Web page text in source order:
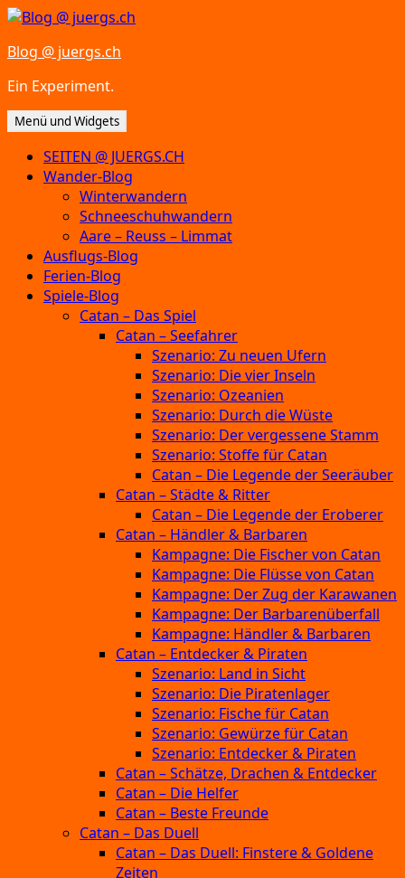
Zum
springen
Blog @ juergs.ch
Ein Experiment.
Menü und Widgets
SEITEN @ JUERGS.CH
Wander-Blog
Winterwandern
Schneeschuhwandern
Aare – Reuss – Limmat
Ausflugs-Blog
Ferien-Blog
Spiele-Blog
Catan – Das Spiel
Catan – Seefahrer
Szenario: Zu neuen Ufern
Szenario: Die vier Inseln
Szenario: Ozeanien
Szenario: Durch die Wüste
Szenario: Der vergessene Stamm
Szenario: Stoffe für Catan
Catan – Die Legende der Seeräuber
Catan – Städte & Ritter
Catan – Die Legende der Eroberer
Catan – Händler & Barbaren
Kampagne: Die Fischer von Catan
Kampagne: Die Flüsse von Catan
Kampagne: Der Zug der Karawanen
Kampagne: Der Barbarenüberfall
Kampagne: Händler & Barbaren
Catan – Entdecker & Piraten
Szenario: Land in Sicht
Szenario: Die Piratenlager
Szenario: Fische für Catan
Szenario: Gewürze für Catan
Szenario: Entdecker & Piraten
Catan – Schätze, Drachen & Entdecker
Catan – Die Helfer
Catan – Beste Freunde
Catan – Das Duell
Catan – Das Duell: Finstere & Goldene
Zeiten